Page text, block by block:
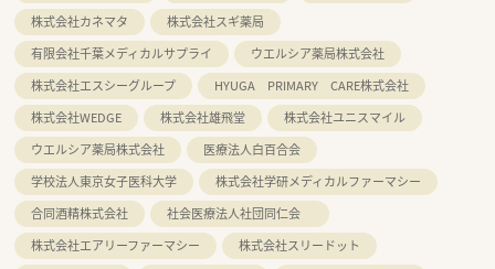
株式会社カネマタ
株式会社スギ薬局
有限会社千葉メディカルサプライ
ウエルシア薬局株式会社
株式会社エスシーグループ
HYUGA PRIMARY CARE株式会社
株式会社WEDGE
株式会社雄飛堂
株式会社ユニスマイル
ウエルシア薬局株式会社
医療法人白百合会
学校法人東京女子医科大学
株式会社学研メディカルファーマシー
合同酒精株式会社
社会医療法人社団同仁会
株式会社エアリーファーマシー
株式会社スリードット